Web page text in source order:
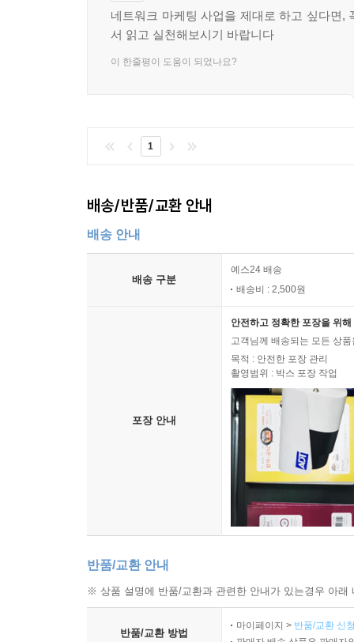
네트워크 마케팅 사업을 제대로 하고 싶다면,
서 읽고 실천해보시기 바랍니다
이 한줄평이 도움이 되었나요?
1
배송/반품/교환 안내
배송 안내
배송 구분
예스24 배송
배송비 : 2,500원
포장 안내
안전하고 정확한 포장을 위
고객님께 배송되는 모든 상
목적 : 안전한 포장 관리
촬영범위 : 박스 포장 작업
반품/교환 안내
※ 상품 설명에 반품/교환과 관련한 안내가 있는경우 아
반품/교환 방법
마이페이지 > 반품/교환 신